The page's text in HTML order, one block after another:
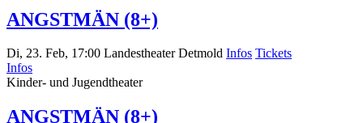
ANGSTMÄN (8+)
Di, 23. Feb, 17:00 Landestheater Detmold Infos Tickets
Infos
Kinder- und Jugendtheater
ANGSTMÄN (8+)